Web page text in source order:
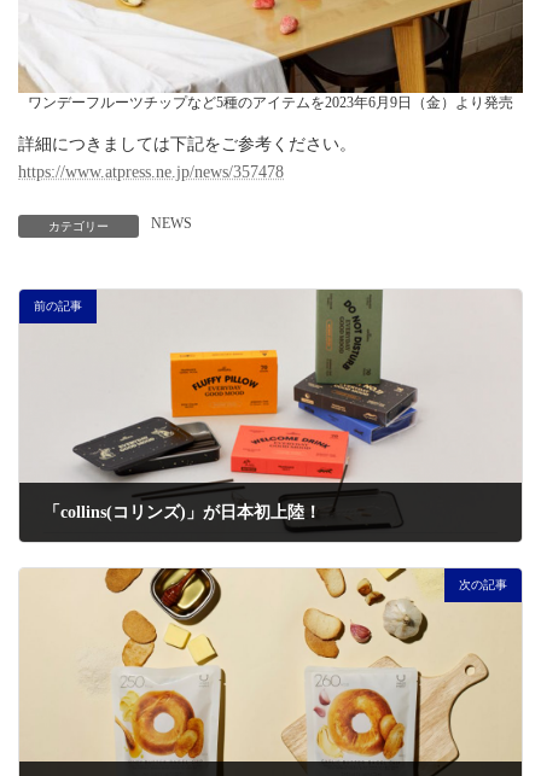
ワンデーフルーツチップなど5種のアイテムを2023年6月9日（金）より発売
詳細につきましては下記をご参考ください。
https://www.atpress.ne.jp/news/357478
カテゴリー NEWS
前の記事
「collins(コリンズ)」が日本初上陸！
次の記事